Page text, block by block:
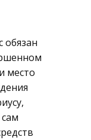
обязан
место